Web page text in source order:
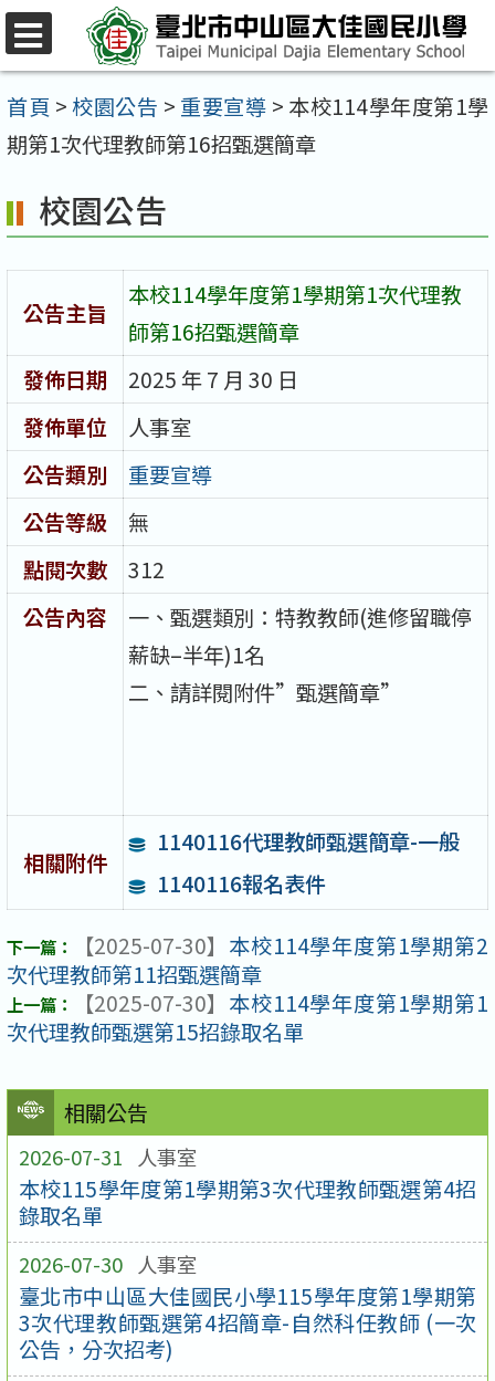
跳
至
主
要
容
區
首頁 >校園公告 > 重要宣導 > 本校114學年度第1學
期第1次代理教師第16招甄選簡章
相關公告
2026-07-31 人事室
本校115學年度第1學期第3次代理教師甄選第4招
錄取名單
2026-07-30 人事室
臺北市中山區大佳國民小學115學年度第1學期第
3次代理教師甄選第4招簡章-自然科任教師 (一次
公告，分次招考)
校園公告
公告主旨
本校114學年度第1學期第1次代理教
師第16招甄選簡章
發佈日期
2025 年 7 月 30 日
發佈單位
人事室
公告類別
重要宣導
公告等級
無
點閱次數
312
公告內容
一、甄選類別：特教教師(進修留職停
薪缺–半年)1名
二、請詳閱附件”甄選簡章”
相關附件
1140116代理教師甄選簡章-一般
1140116報名表件
【2025-07-30】 本校114學年度第1學期第2
次代理教師第11招甄選簡章
【2025-07-30】 本校114學年度第1學期第1
次代理教師甄選第15招錄取名單
選
單